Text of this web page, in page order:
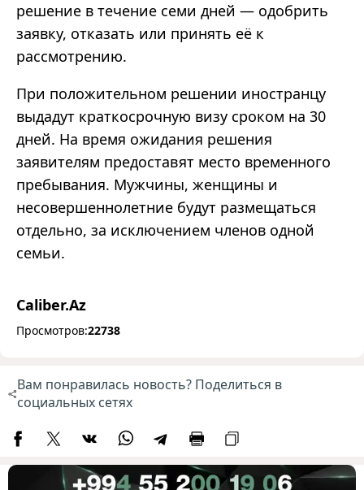
решение в течение семи дней — одобрить
заявку, отказать или принять её к
рассмотрению.
При положительном решении иностранцу
выдадут краткосрочную визу сроком на 30
дней. На время ожидания решения
заявителям предоставят место временного
пребывания. Мужчины, женщины и
несовершеннолетние будут размещаться
отдельно, за исключением членов одной
семьи.
Caliber.Az
Просмотров:22738
Вам понравилась новость? Поделиться в
социальных сетях